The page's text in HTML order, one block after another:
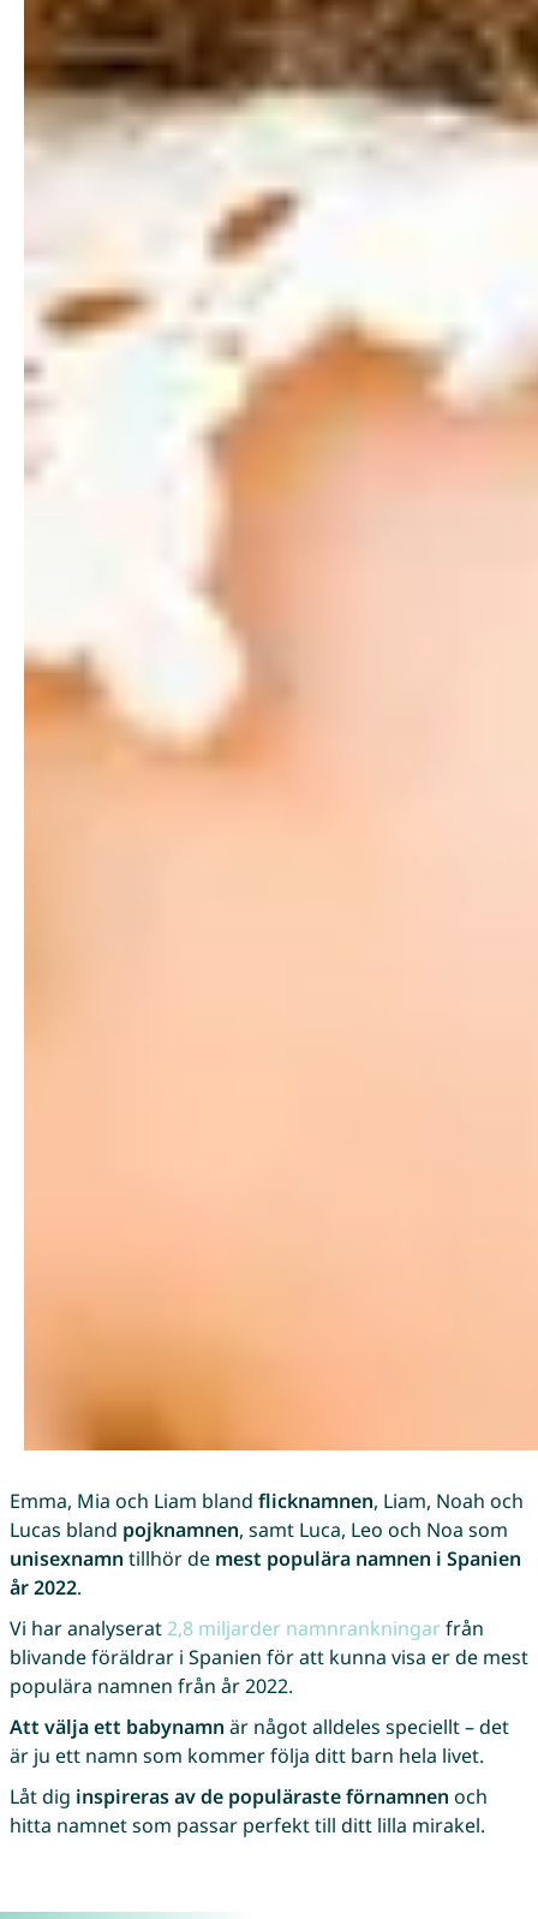
Emma, Mia och Liam bland flicknamnen, Liam, Noah och
Lucas bland pojknamnen, samt Luca, Leo och Noa som
unisexnamn tillhör de mest populära namnen i Spanien
år 2022.
Vi har analyserat2,8 miljarder namnrankningarfrån
blivande föräldrar i Spanien för att kunna visa er de mest
populära namnen från år 2022.
Att välja ett babynamn är något alldeles speciellt – det
är ju ett namn som kommer följa ditt barn hela livet.
Låt dig inspireras av de populäraste förnamnen och
hitta namnet som passar perfekt till ditt lilla mirakel.